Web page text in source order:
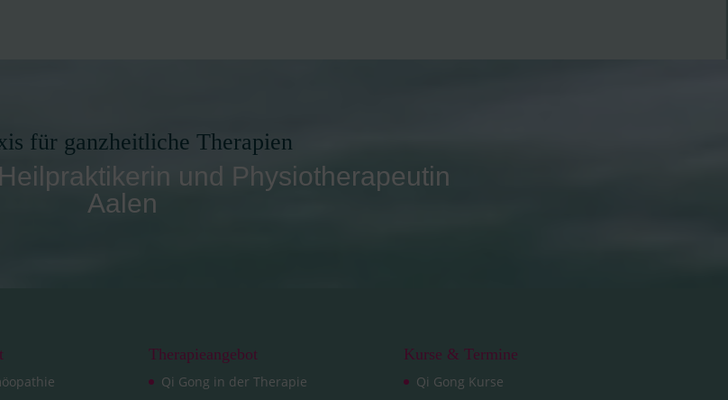
für ganzheitliche Therapien
und Physiotherapeutin
Aalen
Therapieangebot
Qi Gong in der Therapie
Kurse & Termine
Qi Gong Kurse